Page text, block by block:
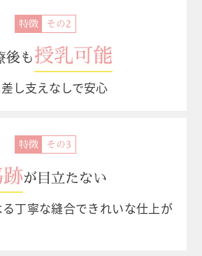
特徴
後も授乳可能
し支えなしで安心
特徴
が目立たない
丁寧な縫合できれいな仕上が